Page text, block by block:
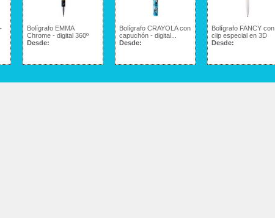
Bolígrafo EMMA
Chrome - digital 360º
Desde:
Bolígrafo CRAYOLA con
capuchón - digital...
Desde:
Bolígrafo FANCY con
clip especial en 3D
Desde: